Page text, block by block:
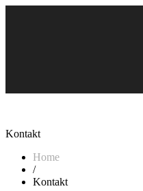
Kontakt
Home
/
Kontakt